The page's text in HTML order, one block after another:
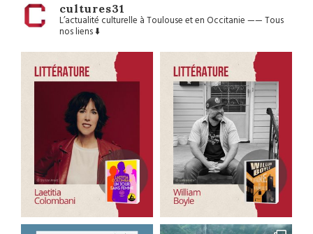
cultures31
L’actualité culturelle à Toulouse et en Occitanie——Tous
nos liens ⬇️